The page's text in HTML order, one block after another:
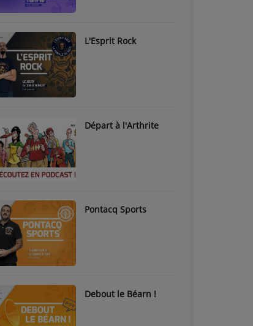
L'Esprit Rock
Départ à l'Arthrite
Pontacq Sports
Debout le Béarn !